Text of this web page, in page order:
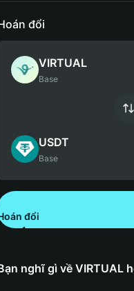
đổi
VIRTUAL
Base
USDT
Base
đổi
nghĩ gì về VIRTUAL